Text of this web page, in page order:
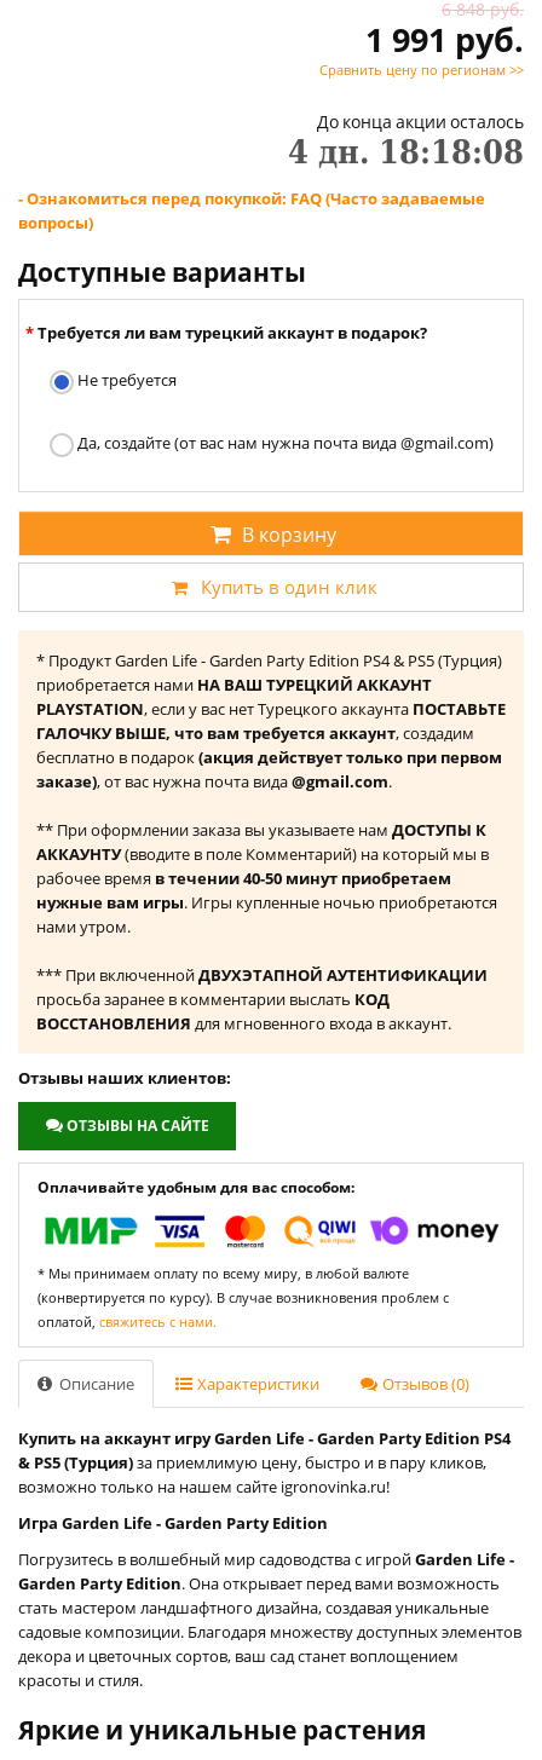
6 848 руб.
1 991 руб.
Сравнить цену по регионам >>
До конца акции осталось
4 дн. 18:18:08
- Ознакомиться перед покупкой: FAQ (Часто задаваемые
вопросы)
Доступные варианты
Требуется ли вам турецкий аккаунт в подарок?
Не требуется
Да, создайте (от вас нам нужна почта вида @gmail.com)
В корзину
Купить в один клик
* Продукт Garden Life - Garden Party Edition PS4 & PS5 (Турция)
приобретается нами НА ВАШ ТУРЕЦКИЙ АККАУНТ
PLAYSTATION, если у вас нет Турецкого аккаунта ПОСТАВЬТЕ
ГАЛОЧКУ ВЫШЕ, что вам требуется аккаунт, создадим
бесплатно в подарок(акция действует только при первом
заказе), от вас нужна почта вида@gmail.com.
** При оформлении заказа вы указываете нам ДОСТУПЫ К
АККАУНТУ(вводите в поле Комментарий) на который мы в
рабочее время в течении 40-50 минут приобретаем
нужные вам игры. Игры купленные ночью приобретаются
нами утром.
*** При включеннойДВУХЭТАПНОЙ АУТЕНТИФИКАЦИИ
просьба заранее в комментарии выслать КОД
ВОССТАНОВЛЕНИЯ для мгновенного входа в аккаунт.
Отзывы наших клиентов:
ОТЗЫВЫ НА САЙТЕ
Оплачивайте удобным для вас способом:
* Мы принимаем оплату по всему миру, в любой валюте
(конвертируется по курсу). В случае возникновения проблем с
оплатой, свяжитесь с нами.
Описание Характеристики Отзывов (0)
Купить на аккаунт игру Garden Life - Garden Party Edition PS4
& PS5 (Турция)за приемлимую цену, быстро и в пару кликов,
возможно только на нашем сайте igronovinka.ru!
Игра Garden Life - Garden Party Edition
Погрузитесь в волшебный мир садоводства с игройGarden Life -
Garden Party Edition. Она открывает перед вами возможность
стать мастером ландшафтного дизайна, создавая уникальные
садовые композиции. Благодаря множеству доступных элементов
декора и цветочных сортов, ваш сад станет воплощением
красоты и стиля.
Яркие и уникальные растения